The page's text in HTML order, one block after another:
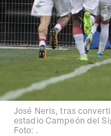
José Neris, tras
estadio Campeón del
Foto: .